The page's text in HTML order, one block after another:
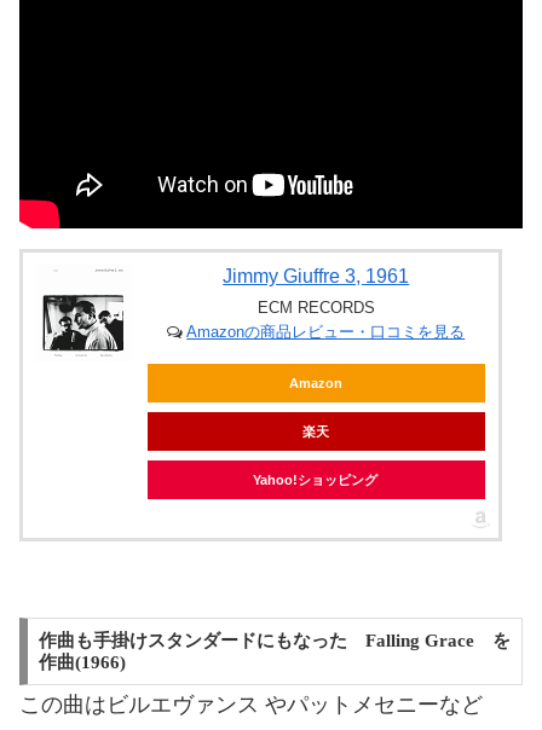
Jimmy Giuffre 3, 1961
ECM RECORDS
Amazonの商品レビュー・口コミを見る
Amazon
楽天
Yahoo!ショッピング
作曲も手掛けスタンダードにもなった Falling Grace を
作曲(1966)
この曲はビルエヴァンス やパットメセニーなど